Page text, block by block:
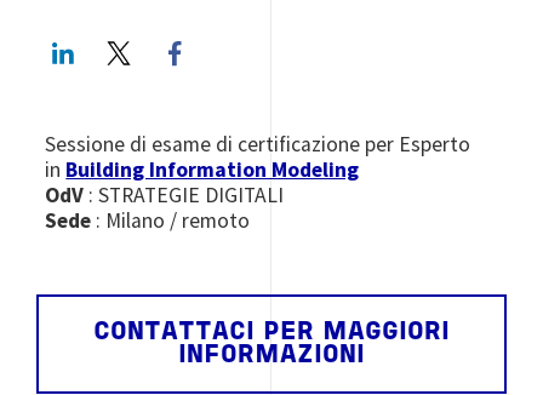
LinkedInTwitter
Sessione di esame di certificazione per Esperto
in Building Information Modeling
OdV : STRATEGIE DIGITALI
Sede : Milano / remoto
CONTATTACI PER MAGGIORI
INFORMAZIONI